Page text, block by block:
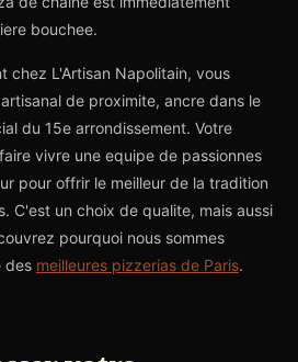
bouchee.
chez L'Artisan Napolitain, vous
de proximite, ancre dans le
du 15e arrondissement. Votre
vivre une equipe de passionnes
pour offrir le meilleur de la tradition
C'est un choix de qualite, mais aussi
pourquoi nous sommes
des meilleures pizzerias de Paris.